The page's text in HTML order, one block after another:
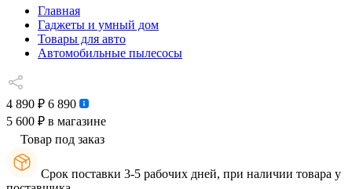
Главная
Гаджеты и умный дом
Товары для авто
Автомобильные пылесосы
4 890 ₽ 6 890
5 600 ₽ в магазине
Товар под заказ
Срок поставки 3-5 рабочих дней, при наличии товара у